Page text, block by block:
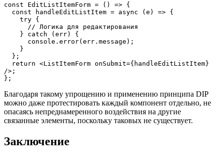
const EditListItemForm = () => {
  const handleEditListItem = async (e) => {
    try {
      // Логика для редактирования
    } catch (err) {
      console.error(err.message);
    }
  };
/>;
};
Благодаря такому упрощению и применению принципа DIP
можно даже протестировать каждый компонент отдельно, не
опасаясь непреднамеренного воздействия на другие
связанные элементы, поскольку таковых не существует.
Заключение